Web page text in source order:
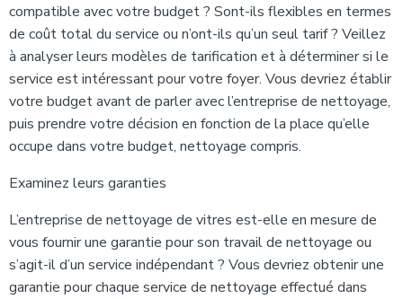
compatible avec votre budget ? Sont-ils flexibles en termes
de coût total du service ou n’ont-ils qu’un seul tarif ? Veillez
à analyser leurs modèles de tarification et à déterminer si le
service est intéressant pour votre foyer. Vous devriez établir
votre budget avant de parler avec l’entreprise de nettoyage,
puis prendre votre décision en fonction de la place qu’elle
occupe dans votre budget, nettoyage compris.
Examinez leurs garanties
L’entreprise de nettoyage de vitres est-elle en mesure de
vous fournir une garantie pour son travail de nettoyage ou
s’agit-il d’un service indépendant ? Vous devriez obtenir une
garantie pour chaque service de nettoyage effectué dans